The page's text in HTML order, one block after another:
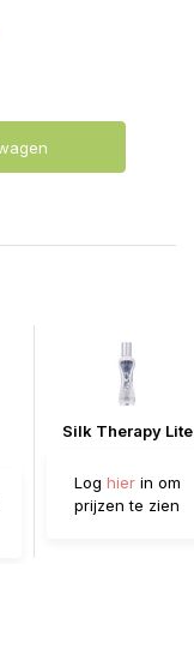
Silk Therapy Lite
Log hierin om
prijzen te zien